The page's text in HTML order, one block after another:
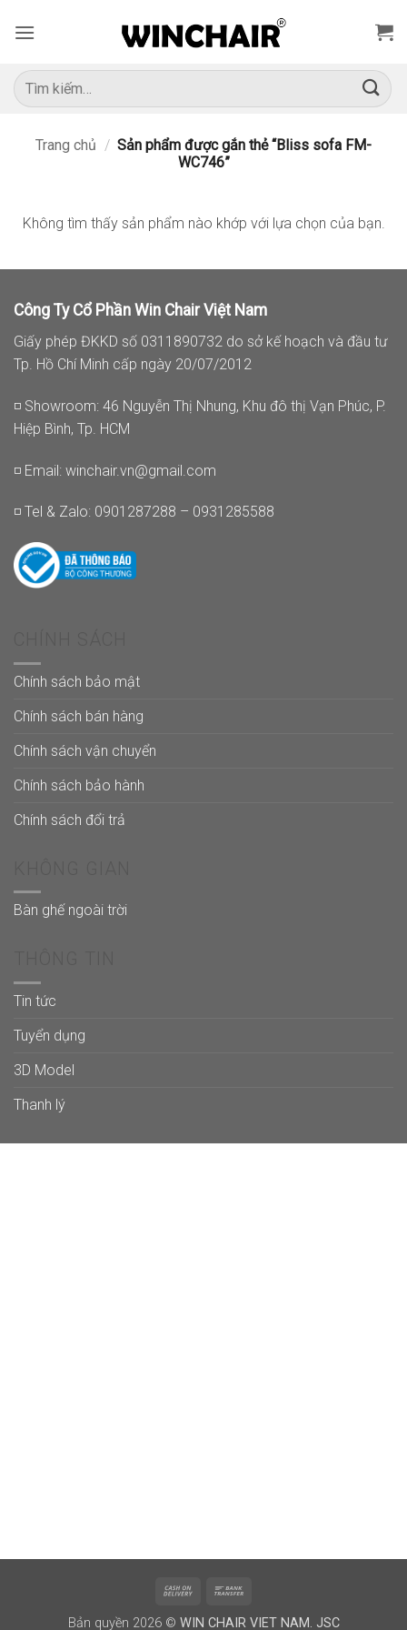
qua
dung
Tìm
kiếm:
Trang chủ / Sản phẩm được gắn thẻ “Bliss sofa FM-
WC746”
Không tìm thấy sản phẩm nào khớp với lựa chọn của bạn.
Công Ty Cổ Phần Win Chair Việt Nam
Giấy phép ĐKKD số 0311890732 do sở kế hoạch và đầu tư
Tp. Hồ Chí Minh cấp ngày 20/07/2012
◽ Showroom: 46 Nguyễn Thị Nhung, Khu đô thị Vạn Phúc, P.
Hiệp Bình, Tp. HCM
◽ Email: winchair.vn@gmail.com
◽ Tel & Zalo: 0901287288 – 0931285588
Chính sách bảo mật
Chính sách bán hàng
Chính sách vận chuyển
Chính sách bảo hành
Chính sách đổi trả
Bàn ghế ngoài trời
Tin tức
Tuyển dụng
3D Model
Thanh lý
Cash
Bản quyền 2026 © WIN CHAIR VIET NAM. JSC